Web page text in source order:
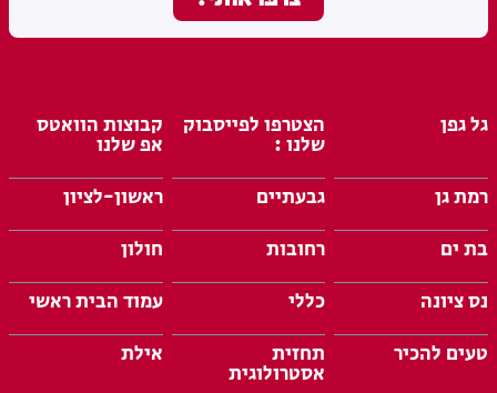
גל גפן הצטרפו לפייסבוק
שלנו :
קבוצות הוואטס
אפ שלנו
רמת גן
גבעתיים
ראשון-לציון
בת ים
רחובות
חולון
נס ציונה
כללי
עמוד הבית ראשי
טעים להכיר
תחזית
אסטרולוגית
אילת